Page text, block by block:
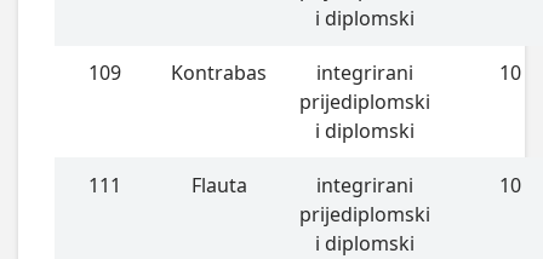
i diplomski
109 Kontrabas
integrirani
prijediplomski
i diplomski
10
111 Flauta
integrirani
prijediplomski
i diplomski
10